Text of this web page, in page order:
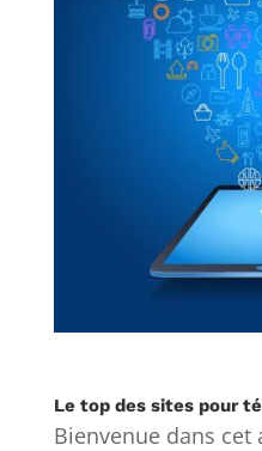
Le top des sites pour
Bienvenue dans cet